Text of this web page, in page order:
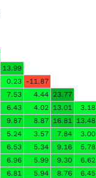
13.99
0.23 -11.87
7.53 4.44 23.77
6.43 4.02 13.01
3.18
9.87 8.87 16.81 13.48
5.24 3.57 7.84 3.00
6.53 5.34 9.16 5.78
6.96 5.99 9.30 6.62
6.81 5.94 8.76 6.45